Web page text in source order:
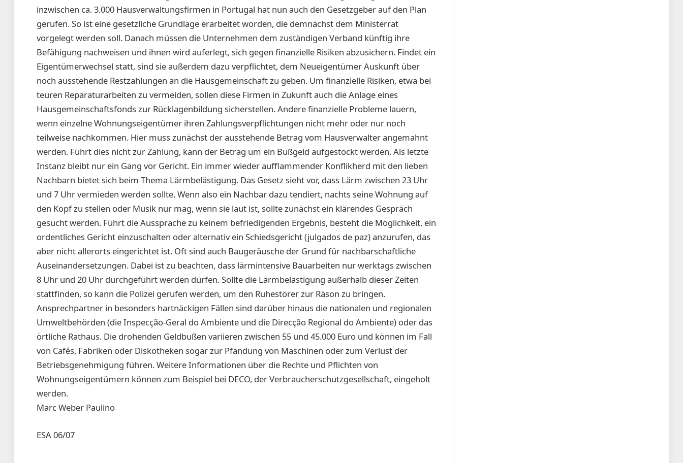
inzwischen ca. 3.000 Hausverwaltungsfirmen in Portugal hat nun auch den Gesetzgeber auf den Plan
gerufen. So ist eine gesetzliche Grundlage erarbeitet worden, die demnächst dem Ministerrat
vorgelegt werden soll. Danach müssen die Unternehmen dem zuständigen Verband künftig ihre
Befähigung nachweisen und ihnen wird auferlegt, sich gegen finanzielle Risiken abzusichern. Findet ein
Eigentümerwechsel statt, sind sie außerdem dazu verpflichtet, dem Neueigentümer Auskunft über
noch ausstehende Restzahlungen an die Hausgemeinschaft zu geben. Um finanzielle Risiken, etwa bei
teuren Reparaturarbeiten zu vermeiden, sollen diese Firmen in Zukunft auch die Anlage eines
Hausgemeinschaftsfonds zur Rücklagenbildung sicherstellen. Andere finanzielle Probleme lauern,
wenn einzelne Wohnungseigentümer ihren Zahlungsverpflichtungen nicht mehr oder nur noch
teilweise nachkommen. Hier muss zunächst der ausstehende Betrag vom Hausverwalter angemahnt
werden. Führt dies nicht zur Zahlung, kann der Betrag um ein Bußgeld aufgestockt werden. Als letzte
Instanz bleibt nur ein Gang vor Gericht. Ein immer wieder aufflammender Konflikherd mit den lieben
Nachbarn bietet sich beim Thema Lärmbelästigung. Das Gesetz sieht vor, dass Lärm zwischen 23 Uhr
und 7 Uhr vermieden werden sollte. Wenn also ein Nachbar dazu tendiert, nachts seine Wohnung auf
den Kopf zu stellen oder Musik nur mag, wenn sie laut ist, sollte zunächst ein klärendes Gespräch
gesucht werden. Führt die Aussprache zu keinem befriedigenden Ergebnis, besteht die Möglichkeit, ein
ordentliches Gericht einzuschalten oder alternativ ein Schiedsgericht (julgados de paz) anzurufen, das
aber nicht allerorts eingerichtet ist. Oft sind auch Baugeräusche der Grund für nachbarschaftliche
Auseinandersetzungen. Dabei ist zu beachten, dass lärmintensive Bauarbeiten nur werktags zwischen
8 Uhr und 20 Uhr durchgeführt werden dürfen. Sollte die Lärmbelästigung außerhalb dieser Zeiten
stattfinden, so kann die Polizei gerufen werden, um den Ruhestörer zur Räson zu bringen.
Ansprechpartner in besonders hartnäckigen Fällen sind darüber hinaus die nationalen und regionalen
Umweltbehörden (die Inspecção-Geral do Ambiente und die Direcção Regional do Ambiente) oder das
örtliche Rathaus. Die drohenden Geldbußen variieren zwischen 55 und 45.000 Euro und können im Fall
von Cafés, Fabriken oder Diskotheken sogar zur Pfändung von Maschinen oder zum Verlust der
Betriebsgenehmigung führen. Weitere Informationen über die Rechte und Pflichten von
Wohnungseigentümern können zum Beispiel bei DECO, der Verbraucherschutzgesellschaft, eingeholt
werden.
Marc Weber Paulino
ESA 06/07